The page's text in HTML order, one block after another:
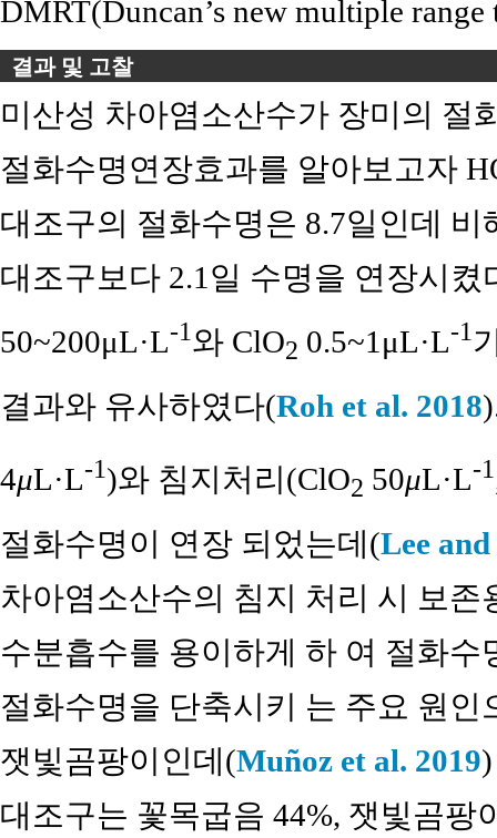
DMRT(Duncan’s new multiple
결과 및 고찰
미산성 차아염소산수가 장미의 절
절화수명연장효과를 알아보고자
대조구의 절화수명은 8.7일인데 비
대조구보다 2.1일 수명을 연장시켰
50~200μL·L-1와 ClO2 0.5~1μL·L-1
결과와 유사하였다(Roh et al. 2018
4μL·L-1)와 침지처리(ClO2 50μL·L-1
절화수명이 연장 되었는데(Lee
차아염소산수의 침지 처리 시 보
수분흡수를 용이하게 하 여 절화
절화수명을 단축시키 는 주요 원인
잿빛곰팡이인데(Muñoz et al. 2019
대조구는 꽃목굽음 44%, 잿빛곰팡